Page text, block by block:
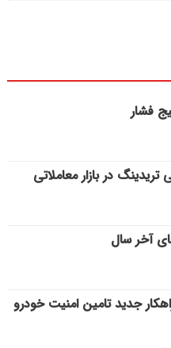
فشار
در بازار معاملاتی
آخر سال
جدید تامین امنیت خودرو